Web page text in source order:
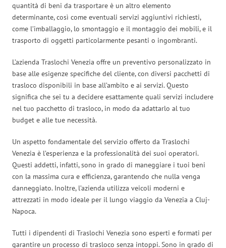
quantità di beni da trasportare è un altro elemento
determinante, così come eventuali servizi aggiuntivi richiesti,
come l’imballaggio, lo smontaggio e il montaggio dei mobili, e il
trasporto di oggetti particolarmente pesanti o ingombranti.
L’azienda Traslochi Venezia offre un preventivo personalizzato in
base alle esigenze specifiche del cliente, con diversi pacchetti di
trasloco disponibili in base all’ambito e ai servizi. Questo
significa che sei tu a decidere esattamente quali servizi includere
nel tuo pacchetto di trasloco, in modo da adattarlo al tuo
budget e alle tue necessità.
Un aspetto fondamentale del servizio offerto da Traslochi
Venezia è l’esperienza e la professionalità dei suoi operatori.
Questi addetti, infatti, sono in grado di maneggiare i tuoi beni
con la massima cura e efficienza, garantendo che nulla venga
danneggiato. Inoltre, l’azienda utilizza veicoli moderni e
attrezzati in modo ideale per il lungo viaggio da Venezia a Cluj-
Napoca.
Tutti i dipendenti di Traslochi Venezia sono esperti e formati per
garantire un processo di trasloco senza intoppi. Sono in grado di